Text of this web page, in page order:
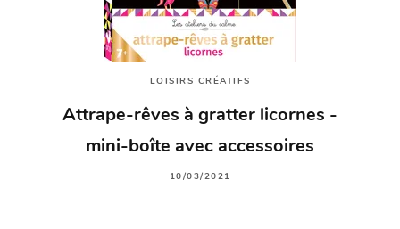
LOISIRS CRÉATIFS
Attrape-rêves à gratter licornes -
mini-boîte avec accessoires
10/03/2021